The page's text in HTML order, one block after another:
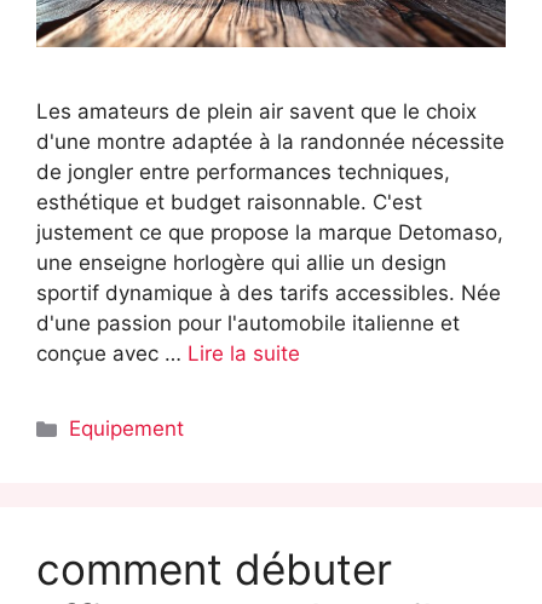
Les amateurs de plein air savent que le choix
d'une montre adaptée à la randonnée nécessite
de jongler entre performances techniques,
esthétique et budget raisonnable. C'est
justement ce que propose la marque Detomaso,
une enseigne horlogère qui allie un design
sportif dynamique à des tarifs accessibles. Née
d'une passion pour l'automobile italienne et
conçue avec … Lire la suite
Catégories
Equipement
comment débuter